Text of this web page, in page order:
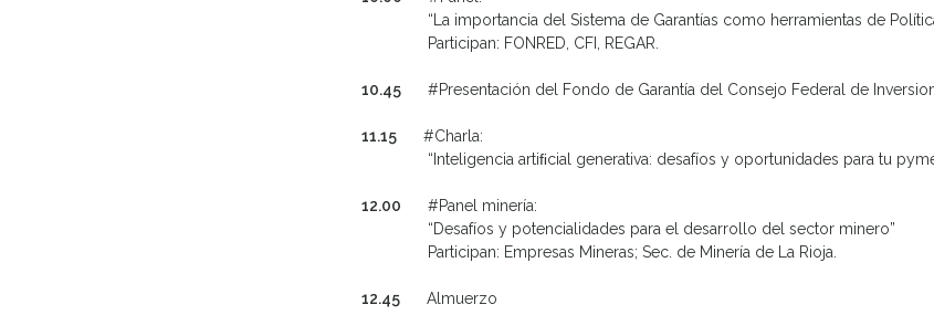
“La importancia del Sistema de Garantías como herramientas de
Participan: FONRED, CFI, REGAR.
10.45 #Presentación del Fondo de Garantía del Consejo Federal de
11.15
#Charla:
“Inteligencia artiﬁcial generativa: desafíos y oportunidades para tu
12.00
#Panel minería:
“Desafíos y potencialidades para el desarrollo del sector minero”
Participan: Empresas Mineras; Sec. de Minería de La Rioja.
12.45 Almuerzo